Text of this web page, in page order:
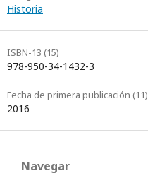
Historia
ISBN-13 (15)
978-950-34-1432-3
Fecha de primera publicación (11)
2016
Navegar